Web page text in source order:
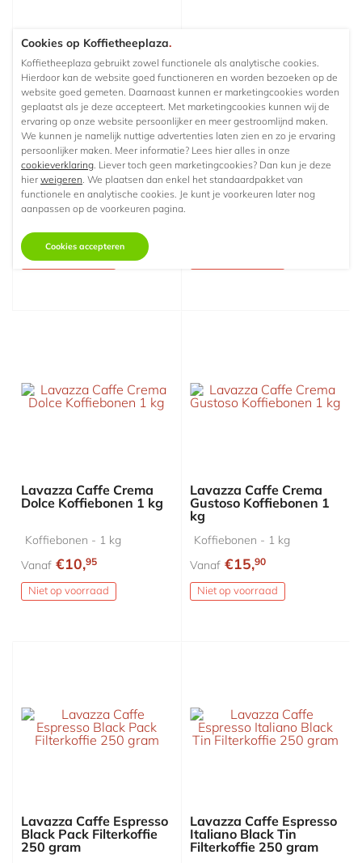
Lavazza Bourbon Caffe
Forte Koffiebonen 1 kg
Koffiebonen - 1 kg
Vanaf €16,45
Niet op voorraad
Lavazza Bourbon Caffe
Intenso Koffiebonen 1
kg
Lavazza Caffe Crema
Dolce Koffiebonen 1 kg
Koffiebonen - 1 kg
Vanaf €10,95
Niet op voorraad
Lavazza Caffe Crema
Gustoso Koffiebonen 1
kg
Koffiebonen - 1 kg
Vanaf €15,90
Niet op voorraad
Lavazza Caffe Espresso
Black Pack Filterkoffie
250 gram
Lavazza Caffe Espresso
Italiano Black Tin
Filterkoffie 250 gram
Cookies op Koffietheeplaza.
Koffietheeplaza gebruikt zowel functionele als analytische cookies.
Hierdoor kan de website goed functioneren en worden bezoeken op de
website goed gemeten. Daarnaast kunnen er marketingcookies worden
geplaatst als je deze accepteert. Met marketingcookies kunnen wij de
ervaring op onze website persoonlijker en meer gestroomlijnd maken.
We kunnen je namelijk nuttige advertenties laten zien en zo je ervaring
persoonlijker maken. Meer informatie? Lees hier alles in onze
cookieverklaring. Liever toch geen marketingcookies? Dan kun je deze
hier weigeren. We plaatsen dan enkel het standaardpakket van
functionele en analytische cookies. Je kunt je voorkeuren later nog
aanpassen op de voorkeuren pagina.
Cookies accepteren